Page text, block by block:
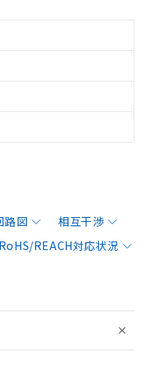
路図
相互干渉
RoHS/REACH対応状況